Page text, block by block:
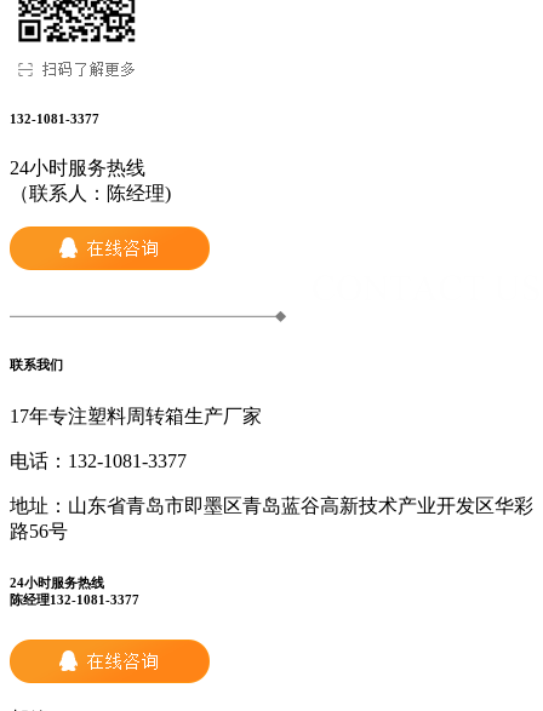
132-1081-3377
24小时服务热线
（联系人：陈经理)
联系我们
17年专注塑料周转箱生产厂家
电话： 132-1081-3377
地址： 山东省青岛市即墨区青岛蓝谷高新技术产业开发区华彩
路56号
24小时服务热线
陈经理132-1081-3377